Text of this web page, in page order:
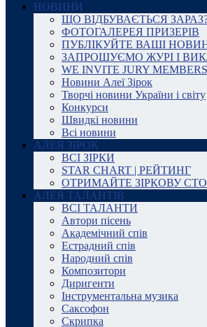
НОВИНИ
ЩО ВІДБУВАЄТЬСЯ
ФОТОГАЛЕРЕЯ ПРИЗЕРІВ
ПУБЛІКУЙТЕ ВАШІ
ЗАПРОШУЄМО ЖУРІ І
WE INVITE JURY MEMBERS
Новини Алеї Зірок
Творчі новини України і світу
Конкурси
Швидкі новини
Всі новини
АЛЕЯ ЗІРОК
ВСІ ЗІРКИ
STAR CHART | РЕЙТИНГ
ОТРИМАЙТЕ ЗІРКОВУ
АЛЕЯ ТАЛАНТІВ
ВСІ ТАЛАНТИ
Автори пісень
Академічний спів
Естрадний спів
Народний спів
Композитори
Диригенти
Інструментальна музика
Саксофон
Скрипка